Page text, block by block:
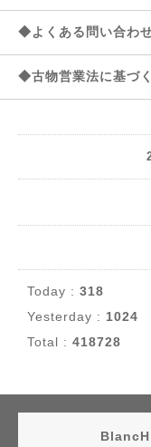
◆よくある問い合わ
◆古物営業法に基づ
Today : 318
Yesterday : 1024
Total : 418728